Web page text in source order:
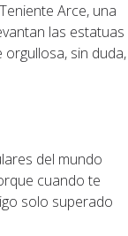
Arce, una
las estatuas
orgullosa, sin duda,
del mundo
cuando te
solo superado